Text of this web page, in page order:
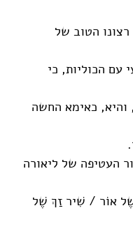
הטוב של
עם הכוליות, כי
והיא, כאימא החשה
העטיפה של ליאורה
אוֹר / שִׁיר זַךְ שֶׁל